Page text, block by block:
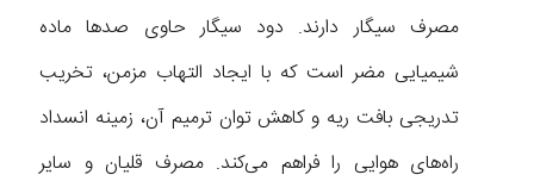
مصرف سیگار دارند. دود سیگار حاوی صدها ماده
شیمیایی مضر است که با ایجاد التهاب مزمن، تخریب
تدریجی بافت ریه و کاهش توان ترمیم آن، زمینه انسداد
راه‌های هوایی را فراهم می‌کند. مصرف قلیان و سایر